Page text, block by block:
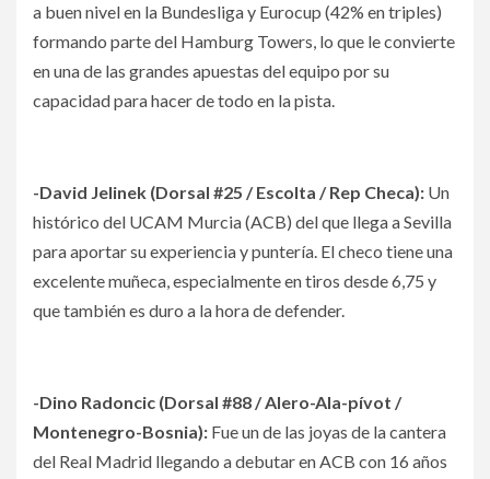
a buen nivel en la Bundesliga y Eurocup (42% en triples)
formando parte del Hamburg Towers, lo que le convierte
en una de las grandes apuestas del equipo por su
capacidad para hacer de todo en la pista.
-David Jelinek (Dorsal #25 / Escolta / Rep Checa): Un
histórico del UCAM Murcia (ACB) del que llega a Sevilla
para aportar su experiencia y puntería. El checo tiene una
excelente muñeca, especialmente en tiros desde 6,75 y
que también es duro a la hora de defender.
-Dino Radoncic (Dorsal #88 / Alero-Ala-pívot /
Montenegro-Bosnia): Fue un de las joyas de la cantera
del Real Madrid llegando a debutar en ACB con 16 años